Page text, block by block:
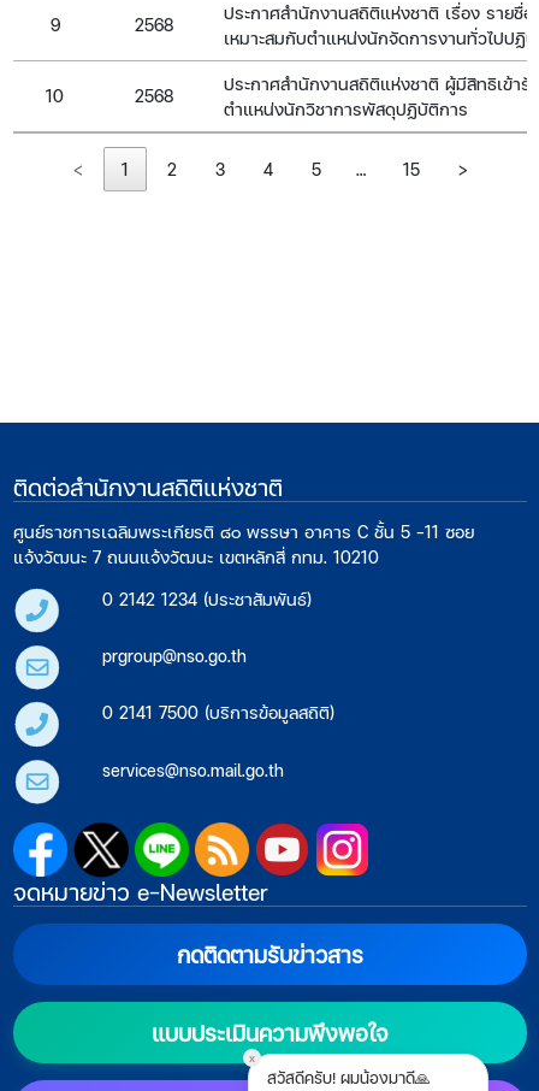
9 2568
ประกาศสำนักงานสถิติแห่งชาติ เรื่อง รายชื่
เหมาะสมกับตำแหน่งนักจัดการงานทั่วไปปฏิ
10 2568
ประกาศสำนักงานสถิติแห่งชาติ ผู้มีสิทธิเข้ารั
ตำแหน่งนักวิชาการพัสดุปฏิบัติการ
< 1 2 3 4 5 … 15 >
x
สวัสดีครับ! ผมน้องมาดี🙏
ติดต่อสำนักงานสถิติแห่งชาติ
ศูนย์ราชการเฉลิมพระเกียรติ ๘๐ พรรษา อาคาร C ชั้น 5 -11 ซอย
แจ้งวัฒนะ 7 ถนนแจ้งวัฒนะ เขตหลักสี่ กทม. 10210
0 2142 1234 (ประชาสัมพันธ์)
prgroup@nso.go.th
0 2141 7500 (บริการข้อมูลสถิติ)
services@nso.mail.go.th
จดหมายข่าว e-Newsletter
กดติดตามรับข่าวสาร
แบบประเมินความพึงพอใจ